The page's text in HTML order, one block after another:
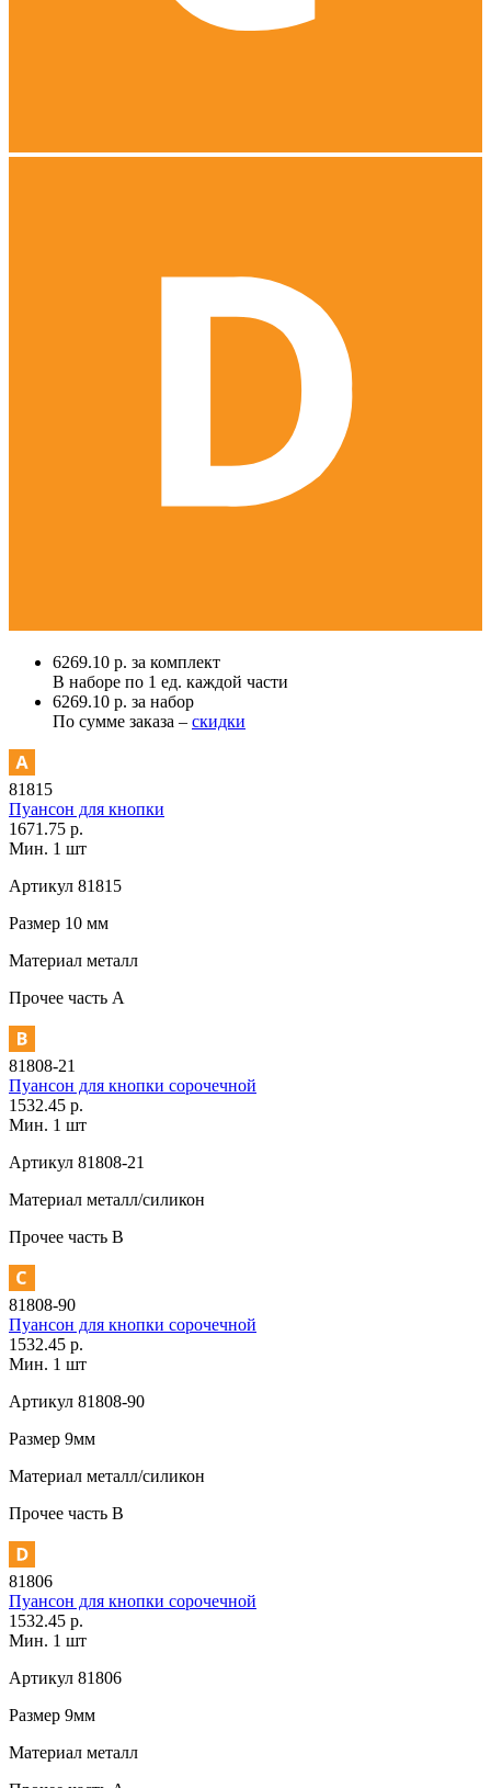
6269.10 р. за комплект
В наборе по 1 ед. каждой части
6269.10 р. за набор
По сумме заказа – скидки
81815
Пуансон для кнопки
1671.75 р.
Мин. 1 шт
Артикул 81815
Размер 10 мм
Материал металл
Прочее часть A
81808-21
Пуансон для кнопки сорочечной
1532.45 р.
Мин. 1 шт
Артикул 81808-21
Материал металл/силикон
Прочее часть В
81808-90
Пуансон для кнопки сорочечной
1532.45 р.
Мин. 1 шт
Артикул 81808-90
Размер 9мм
Материал металл/силикон
Прочее часть В
81806
Пуансон для кнопки сорочечной
1532.45 р.
Мин. 1 шт
Артикул 81806
Размер 9мм
Материал металл